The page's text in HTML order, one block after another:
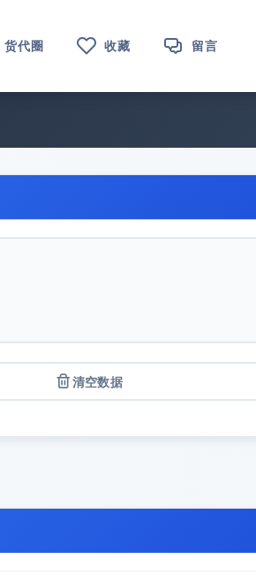
货代圈 收藏 留言
清空数据